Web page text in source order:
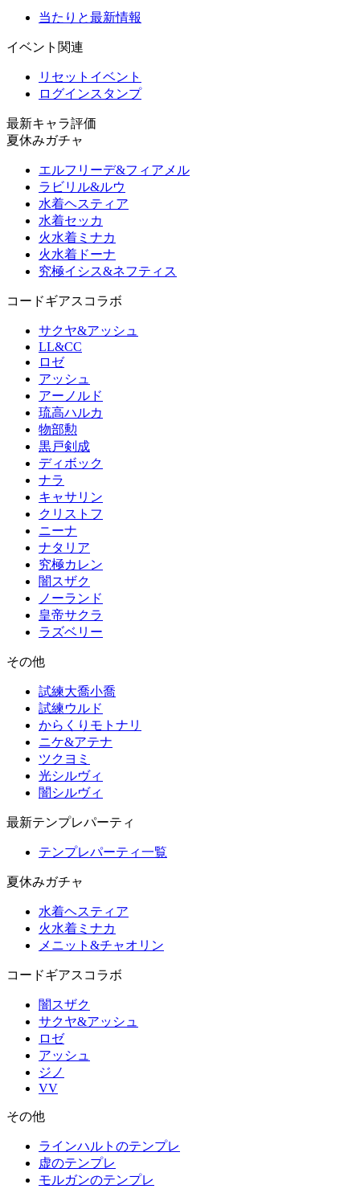
当たりと最新情報
イベント関連
リセットイベント
ログインスタンプ
最新キャラ評価
夏休みガチャ
エルフリーデ&フィアメル
ラビリル&ルウ
水着ヘスティア
水着セッカ
火水着ミナカ
火水着ドーナ
究極イシス&ネフティス
コードギアスコラボ
サクヤ&アッシュ
LL&CC
ロゼ
アッシュ
アーノルド
琉高ハルカ
物部勲
黒戸剣成
ディボック
ナラ
キャサリン
クリストフ
ニーナ
ナタリア
究極カレン
闇スザク
ノーランド
皇帝サクラ
ラズベリー
その他
試練大喬小喬
試練ウルド
からくりモトナリ
ニケ&アテナ
ツクヨミ
光シルヴィ
闇シルヴィ
最新テンプレパーティ
テンプレパーティ一覧
夏休みガチャ
水着ヘスティア
火水着ミナカ
メニット&チャオリン
コードギアスコラボ
闇スザク
サクヤ&アッシュ
ロゼ
アッシュ
ジノ
VV
その他
ラインハルトのテンプレ
虚のテンプレ
モルガンのテンプレ